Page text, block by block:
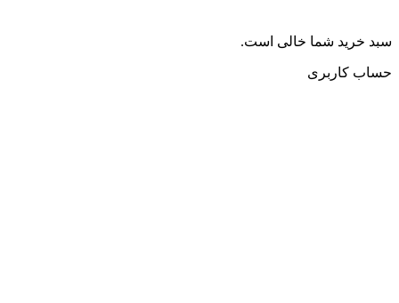
سبد خرید شما خالی است.
حساب کاربری